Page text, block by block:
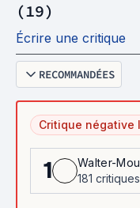
(19)
Écrire une critique
RECOMMANDÉES
Critique négative
1
Walter-
181 critiques